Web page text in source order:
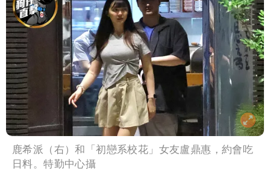
鹿希派（右）和「初戀系校花」女友盧鼎惠，約會吃
日料。特勤中心攝